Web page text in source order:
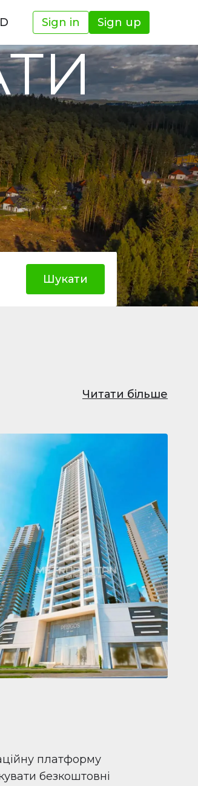
Sign in Sign up
Шукати
Читати більше
681 199 $
by IGO
by IGO, Dubai Marina, Dubai
71 м²
платформу
безкоштовні